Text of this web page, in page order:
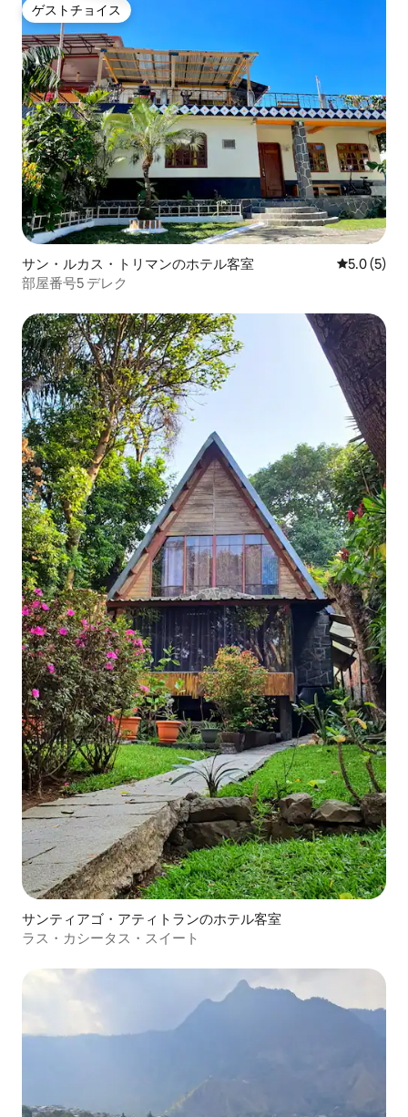
ゲストチョイス
ゲストチョイス
サン・ルカス・トリマンのホテル客室 レビュー5
5.0 (5)
部屋番号5 デレク
サンティアゴ・アティトランのホテル客室
ラス・カシータス・スイート